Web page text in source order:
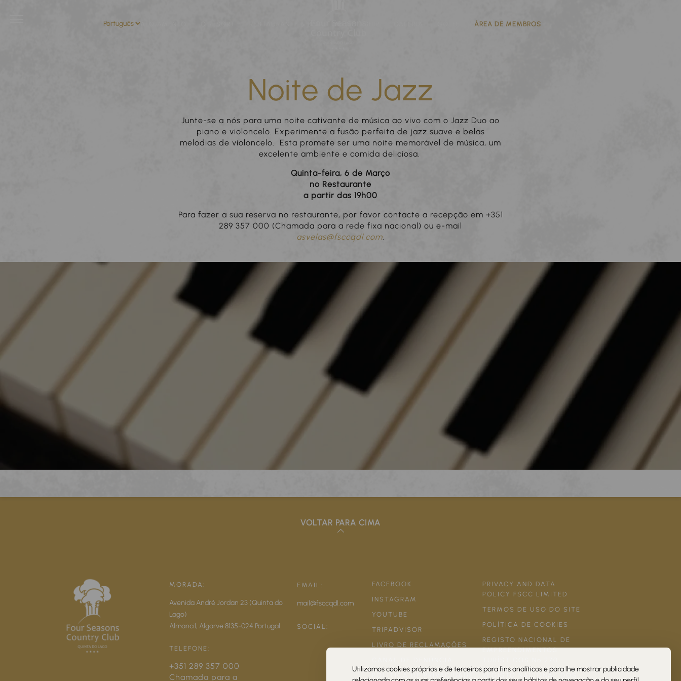
ALOJAMENTO ÁREA DE MEMBROS
Noite de Jazz
Junte-se a nós para uma noite cativante de música ao vivo com o Jazz Duo ao
piano e violoncelo. Experimente a fusão perfeita de jazz suave e belas
melodias de violoncelo. Esta promete ser uma noite memorável de música, um
excelente ambiente e comida deliciosa.
Quinta-feira, 6 de Março
no Restaurante
a partir das 19h00
Para fazer a sua reserva no restaurante, por favor contacte a recepção em +351
289 357 000 (Chamada para a rede fixa nacional) ou e-mail
asvelas@fsccqdl.com.
VOLTAR PARA CIMA
MORADA:
Avenida André Jordan 23 (Quinta do
Lago)
Almancil, Algarve8135-024 Portugal
TELEFONE:
+351 289 357 000
Chamada para a
EMAIL:
mail@fsccqdl.com
SOCIAL:
FACEBOOK
INSTAGRAM
YOUTUBE
TRIPADVISOR
LIVRO DE RECLAMAÇÕES
POLÍTICA DE PRIVACIDADE
PRIVACY AND DATA
POLICY FSCC LIMITED
TERMOS DE USO DO SITE
POLÍTICA DE COOKIES
REGISTO NACIONAL DE
EMPREENDIMENTOS
REGISTO NACIONAL DOS
Utilizamos cookies próprios e de terceiros para fins analíticos e para lhe mostrar publicidade